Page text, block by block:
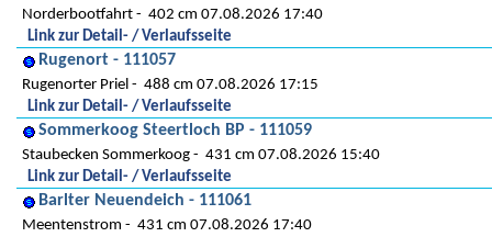
Norderbootfahrt
402 cm 07.08.2026 17:40
Link zur Detail- / Verlaufsseite
Rugenort - 111057
Rugenorter Priel
488 cm 07.08.2026 17:15
Link zur Detail- / Verlaufsseite
Sommerkoog Steertloch BP - 111059
Staubecken Sommerkoog
431 cm 07.08.2026 15:40
Link zur Detail- / Verlaufsseite
Barlter Neuendeich - 111061
Meentenstrom 431 cm 07.08.2026 17:40